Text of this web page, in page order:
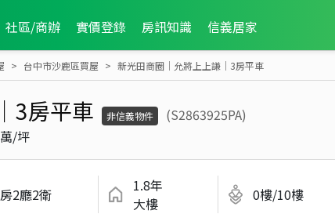
社區/商辦 實價登錄 房訊知識 信義居家
台中市沙鹿區買屋 新光田商圈｜允將上上謙｜3房平車
3房平車 非信義物件
(S2863925PA)
/坪
2廳2衛
1.8年
大樓
0樓/10樓